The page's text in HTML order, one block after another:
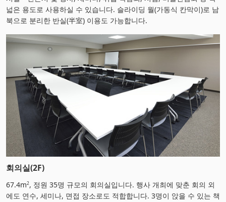
넓은 용도로 사용하실 수 있습니다. 슬라이딩 월(가동식 칸막이)로 남
북으로 분리한 반실(半室) 이용도 가능합니다.
회의실(2F)
67.4m2, 정원 35명 규모의 회의실입니다. 행사 개최에 맞춘 회의 외
에도 연수, 세미나, 면접 장소로도 적합합니다. 3명이 앉을 수 있는 책